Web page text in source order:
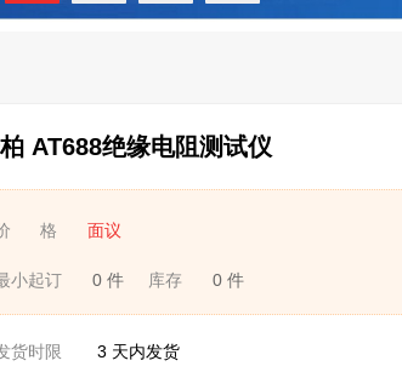
AT688绝缘电阻测试仪
格 面议
小起订 0 件 库存 0 件
货时限 3 天内发货